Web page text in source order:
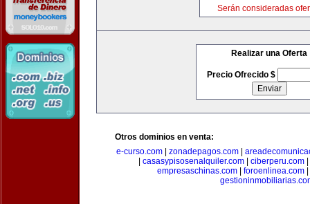
Serán consideradas
Realizar una Oferta
Precio Ofrecido $
Otros dominios en venta:
e-curso.com| zonadepagos.com|
casasypisosenalquiler.com ciberperu.com
empresaschinas.com| foroenlinea.com|